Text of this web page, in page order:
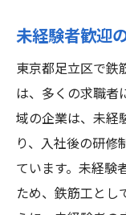
研修制度
企業の
業務内
キャリ
未経験者歓迎
東京都足立区で鉄
は、多くの求職者
域の企業は、未経
り、入社後の研
ています。未経験
ため、鉄筋工とし